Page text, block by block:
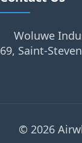
Woluwe
69, Saint-
© 2026